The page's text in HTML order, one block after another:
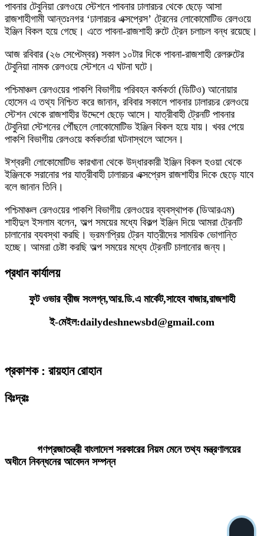
পাবনার টেবুনিয়া রেলওয়ে স্টেশনে পাবনার ঢালারচর থেকে ছেড়ে আসা
রাজশাহীগামী আন্তঃনগর ‘ঢালারচর এক্সপ্রেস’ ট্রেনের লোকোমোটিভ রেলওয়ে
ইঞ্জিন বিকল হয়ে গেছে। এতে পাবনা-রাজশাহী রুটে ট্রেন চলাচল বন্ধ রয়েছে।
আজ রবিবার (২৬ সেপ্টেম্বর) সকাল ১০টার দিকে পাবনা-রাজশাহী রেলরুটের
টেবুনিয়া নামক রেলওয়ে স্টেশনে এ ঘটনা ঘটে।
পশ্চিমাঞ্চল রেলওয়ের পাকশি বিভাগীয় পরিবহন কর্মকর্তা (ডিটিও) আনোয়ার
হোসেন এ তথ্য নিশ্চিত করে জানান, রবিবার সকালে পাবনার ঢালারচর রেলওয়ে
স্টেশন থেকে রাজশাহীর উদ্দেশে ছেড়ে আসে। যাত্রীবাহী ট্রেনটি পাবনার
টেবুনিয়া স্টেশনের পৌঁছলে লোকোমোটিভ ইঞ্জিন বিকল হয়ে যায়। খবর পেয়ে
পাকশি বিভাগীয় রেলওয়ে কর্মকর্তারা ঘটনাস্থলে আসেন।
ঈশ্বরদী লোকোমোটিভ কারখানা থেকে উদ্ধারকারী ইঞ্জিন বিকল হওয়া থেকে
ইঞ্জিনকে সরানোর পর যাত্রীবাহী ঢালারচর এক্সপ্রেস রাজশাহীর দিকে ছেড়ে যাবে
বলে জানান তিনি।
পশ্চিমাঞ্চল রেলওয়ের পাকশি বিভাগীয় রেলওয়ের ব্যবস্থাপক (ডিআরএম)
শাহীদুল ইসলাম বলেন, অল্প সময়ের মধ্যে বিকল্প ইঞ্জিন দিয়ে আমরা ট্রেনটি
চালানোর ব্যবস্থা করছি। ভ্রমণপ্রিয় ট্রেন যাত্রীদের সাময়িক ভোগান্তি
হচ্ছে। আমরা চেষ্টা করছি অল্প সময়ের মধ্যে ট্রেনটি চালানোর জন্য।
প্রধান কার্যালয়
ফুট ওভার ব্রীজ সংলগ্ন,আর.ডি.এ মার্কেট,সাহেব বাজার,রাজশাহী
ই-মেইল:dailydeshnewsbd@gmail.com
প্রকাশক : রায়হান রোহান
বিঃদ্রঃ
গণপ্রজাতন্ত্রী বাংলাদেশ সরকারের নিয়ম মেনে তথ্য মন্ত্রণালয়ের
অধীনে নিবন্ধনের আবেদন সম্পন্ন